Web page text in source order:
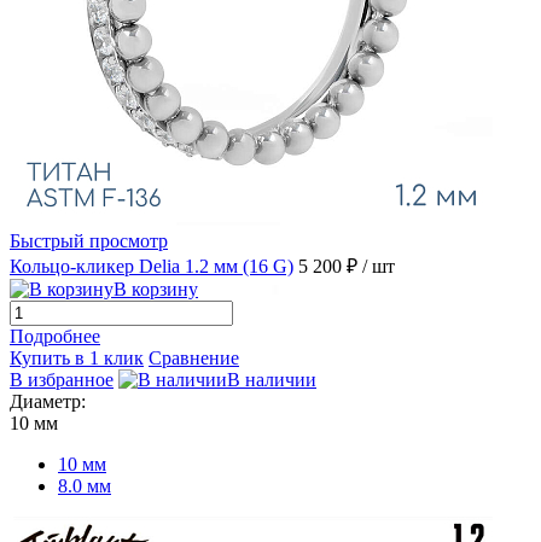
Быстрый просмотр
Кольцо-кликер Delia 1.2 мм (16 G) 5 200 ₽ / шт
В корзину
Подробнее
Купить в 1 клик Сравнение
В избранное
В наличии
Диаметр:
10 мм
10 мм
8.0 мм